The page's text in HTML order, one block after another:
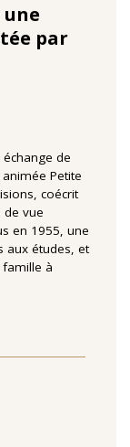
une
par
de
Petite
coécrit
de vue
en 1955, une
aux études, et
à